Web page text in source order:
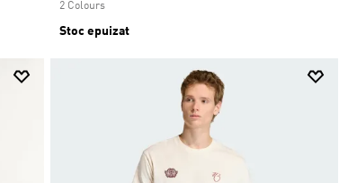
2 Colours
Stoc epuizat